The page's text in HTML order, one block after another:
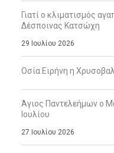
Γιατί ο κλιματισμός
Δέσποινας Κατσώχη
29 Ιουλίου 2026
Οσία Ειρήνη η
Άγιος Παντελεήμων ο
Ιουλίου
27 Ιουλίου 2026